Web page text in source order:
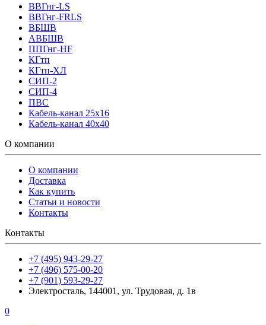
ВВГнг-LS
ВВГнг-FRLS
ВБШВ
АВБШВ
ППГнг-HF
КГтп
КГтп-ХЛ
СИП-2
СИП-4
ПВС
Кабель-канал 25х16
Кабель-канал 40х40
О компании
О компании
Доставка
Как купить
Статьи и новости
Контакты
Контакты
+7 (495) 943-29-27
+7 (496) 575-00-20
+7 (901) 593-29-27
Электросталь, 144001, ул. Трудовая, д. 1в
0